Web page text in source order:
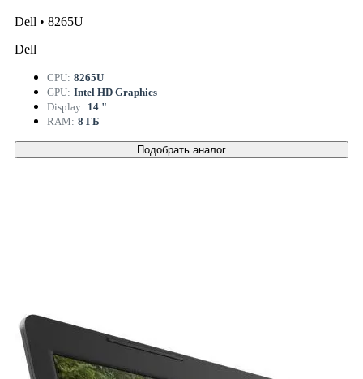
Dell • 8265U
Dell
CPU: 8265U
GPU: Intel HD Graphics
Display: 14 "
RAM: 8 ГБ
Подобрать аналог